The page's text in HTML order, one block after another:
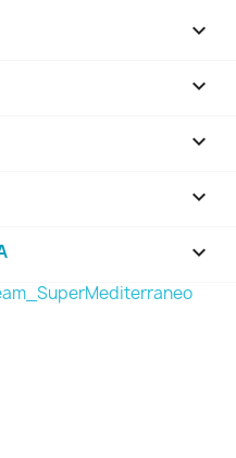




keyboard_arrow_down